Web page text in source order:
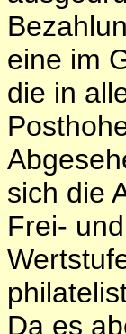
eine im
die in
sich die
Frei-
Da es